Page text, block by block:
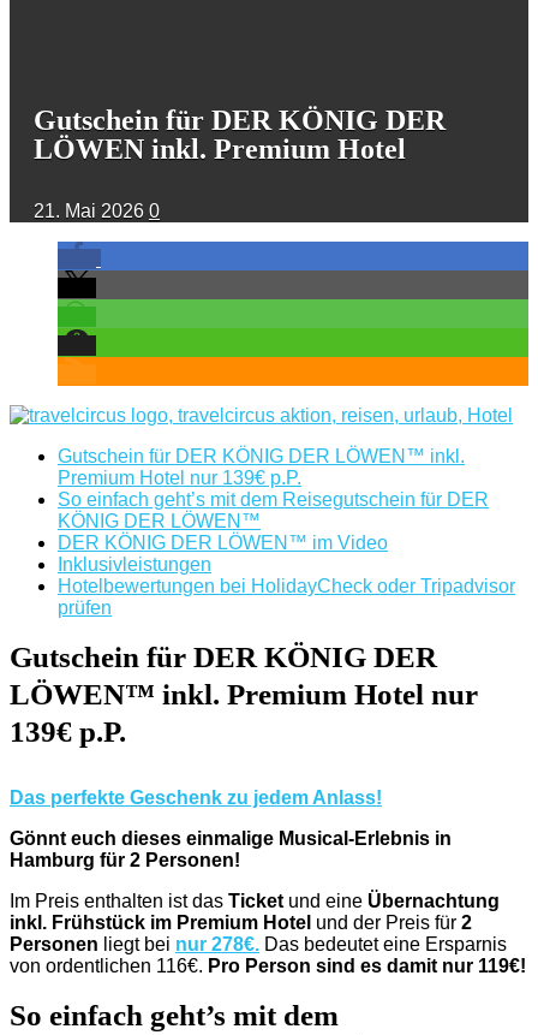
Gutschein für DER KÖNIG DER
LÖWEN inkl. Premium Hotel
21. Mai 2026 0
Gutschein für DER KÖNIG DER LÖWEN™ inkl.
Premium Hotel nur 139€ p.P.
So einfach geht’s mit dem Reisegutschein für DER
KÖNIG DER LÖWEN™
DER KÖNIG DER LÖWEN™ im Video
Inklusivleistungen
Hotelbewertungen bei HolidayCheck oder Tripadvisor
prüfen
Gutschein für DER KÖNIG DER
LÖWEN™ inkl. Premium Hotel nur
139€ p.P.
Das perfekte Geschenk zu jedem Anlass!
Gönnt euch dieses einmalige Musical-Erlebnis in
Hamburg für 2 Personen!
Im Preis enthalten ist das Ticket und eine Übernachtung
inkl. Frühstück im Premium Hotel und der Preis für 2
Personen liegt bei nur 278€. Das bedeutet eine Ersparnis
von ordentlichen 116€. Pro Person sind es damit nur 119€!
So einfach geht’s mit dem